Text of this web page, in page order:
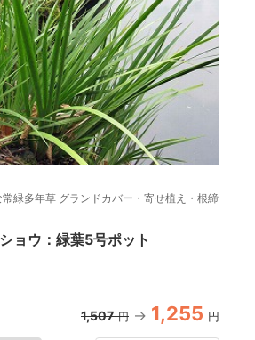
常緑多年草 グランドカバー・寄せ植え・根締
ョウ：緑葉5号ポット
1,507 円 1,255 円